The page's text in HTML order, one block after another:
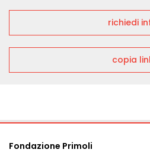
richiedi
copia
Fondazione Primoli